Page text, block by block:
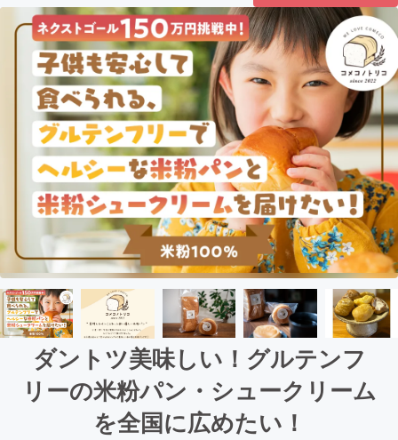
ダントツ美味しい！グルテンフ
リーの米粉パン・シュークリーム
を全国に広めたい！